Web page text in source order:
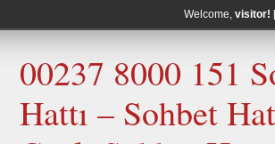
Welcome, visitor!
00237 8000 151
Hattı – Sohbet